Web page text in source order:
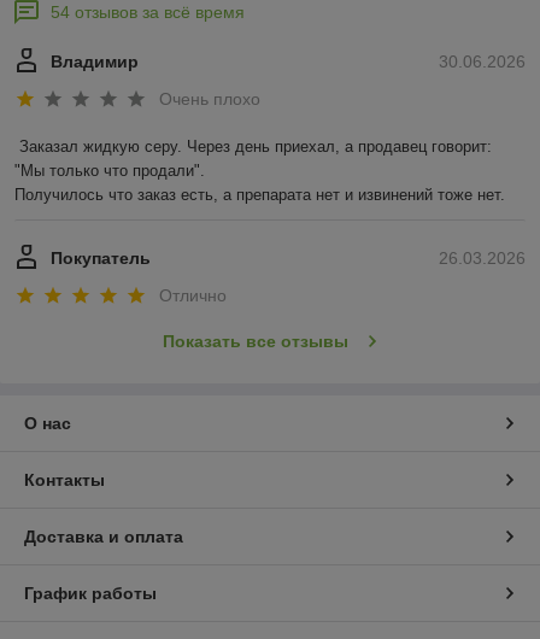
54 отзывов за всё время
30.06.2026
Владимир
Очень плохо
Заказал жидкую серу. Через день приехал, а продавец говорит:
"Мы только что продали".
Получилось что заказ есть, а препарата нет и извинений тоже нет.
26.03.2026
Покупатель
Отлично
Показать все отзывы
О нас
Контакты
Доставка и оплата
График работы